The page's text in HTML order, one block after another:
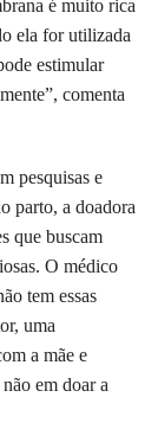
é muito rica
ela for utilizada
estimular
comenta
pesquisas e
parto, a doadora
que buscam
O médico
tem essas
uma
a mãe e
em doar a